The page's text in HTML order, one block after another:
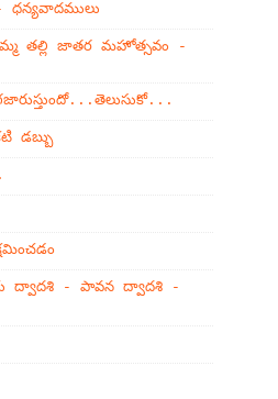
ధన్యవాదములు
తల్లి జాతర మహోత్సవం -
డబ్బు
ద్వాదశి - పావన ద్వాదశి -